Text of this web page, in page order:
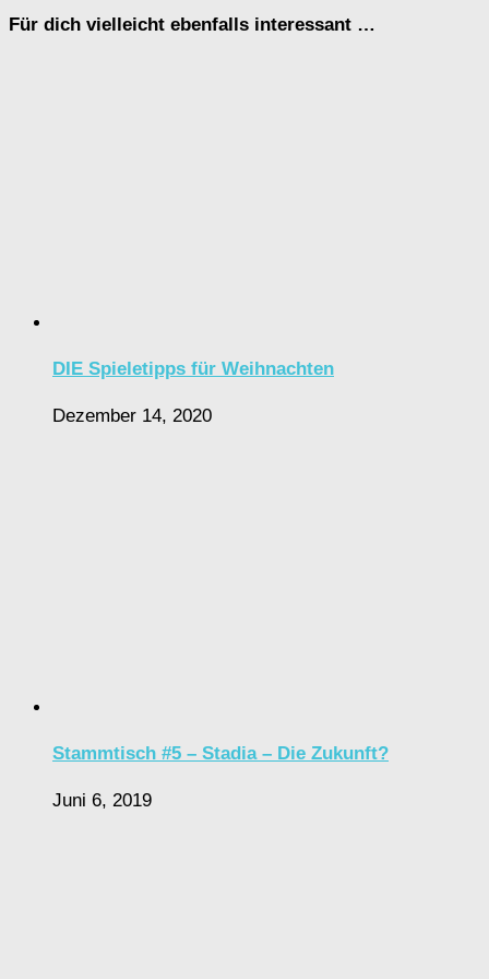
Für dich vielleicht ebenfalls interessant …
DIE Spieletipps für Weihnachten
Dezember 14, 2020
Stammtisch #5 – Stadia – Die Zukunft?
Juni 6, 2019